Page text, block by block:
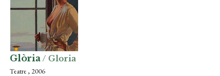
Glòria/ Gloria
Teatre , 2006